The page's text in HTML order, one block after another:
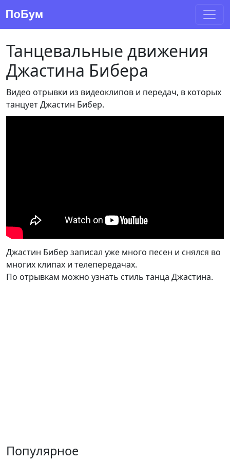
Танцевальные движения
Джастина Бибера
Видео отрывки из видеоклипов и передач, в которых
танцует Джастин Бибер.
Джастин Бибер записал уже много песен и снялся во
многих клипах и телепередачах.
По отрывкам можно узнать стиль танца Джастина.
Популярное